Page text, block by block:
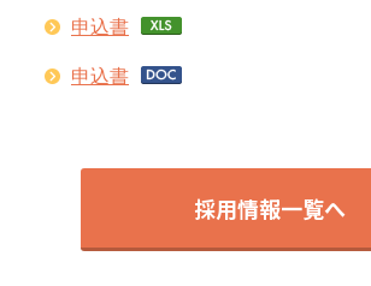
申込書
申込書
採用情報一覧へ